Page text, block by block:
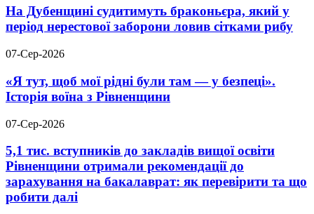
На Дубенщині судитимуть браконьєра, який у
період нерестової заборони ловив сітками рибу
07-Сер-2026
«Я тут, щоб мої рідні були там — у безпеці».
Історія воїна з Рівненщини
07-Сер-2026
5,1 тис. вступників до закладів вищої освіти
Рівненщини отримали рекомендації до
зарахування на бакалаврат: як перевірити та що
робити далі